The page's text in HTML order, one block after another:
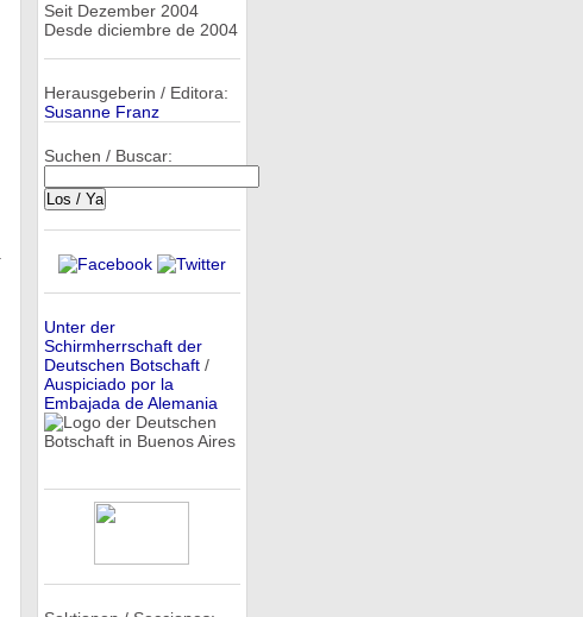
Seit Dezember 2004
Desde diciembre de 2004
Herausgeberin / Editora:
Susanne Franz
Suchen / Buscar:
Unter der
Schirmherrschaft der
Deutschen Botschaft/
Auspiciado por la
Embajada de Alemania